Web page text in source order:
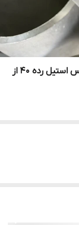
زانو 5 اینچ 45 درجه مانیسمان استنلس استیل رده 40 از